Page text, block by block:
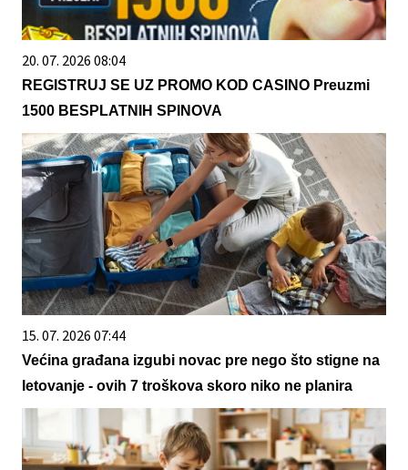
20. 07. 2026 08:04
REGISTRUJ SE UZ PROMO KOD CASINO Preuzmi
1500 BESPLATNIH SPINOVA
15. 07. 2026 07:44
Većina građana izgubi novac pre nego što stigne na
letovanje - ovih 7 troškova skoro niko ne planira